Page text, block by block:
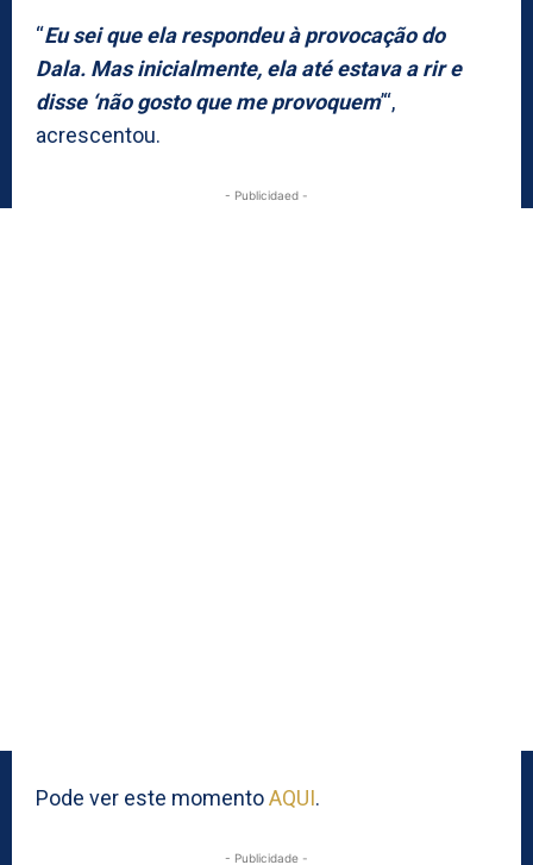
“Eu sei que ela respondeu à provocação do
Dala. Mas inicialmente, ela até estava a rir e
disse ‘não gosto que me provoquem’“,
acrescentou.
- Publicidaed -
Pode ver este momentoAQUI.
- Publicidade -